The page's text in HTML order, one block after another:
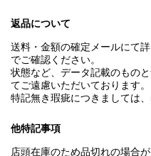
返品について
送料・金額の確定メールにて
でご確認ください。
状態など、データ記載のもの
てご遠慮いただいております。
特記無き瑕疵につきましては
他特記事項
店頭在庫のため品切れの場合が